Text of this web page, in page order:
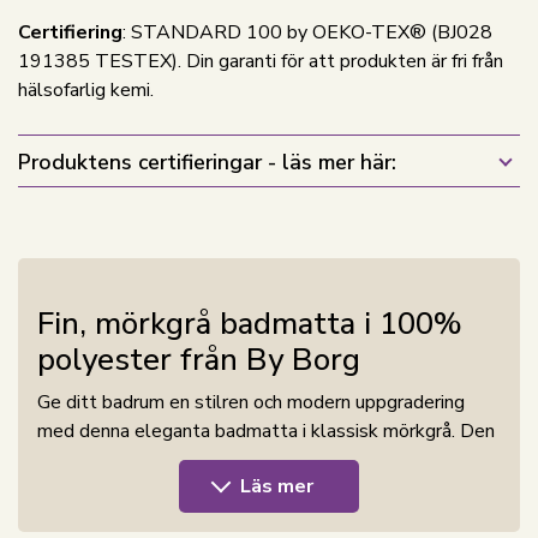
Certifiering: STANDARD 100 by OEKO-TEX® (BJ028
191385 TESTEX). Din garanti för att produkten är fri från
hälsofarlig kemi.
Produktens certifieringar - läs mer här:
Fin, mörkgrå badmatta i 100%
polyester från By Borg
Ge ditt badrum en stilren och modern uppgradering
med denna eleganta badmatta i klassisk mörkgrå. Den
enkla färgen skapar ett lugnt uttryck och passar
perfekt i både ljusa och mörka badrum. Den mjuka ytan
i 100% polyester känns behaglig under fötterna och
Läs mer